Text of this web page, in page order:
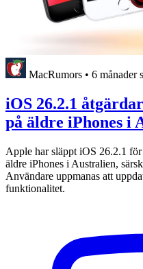
MacRumors • 6 månader
iOS 26.2.1
på äldre iPhones i
Apple har släppt iOS 26.2.1
äldre iPhones i Australien,
Användare uppmanas att
funktionalitet.